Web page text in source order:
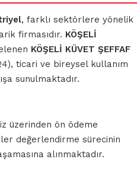
, farklı sektörlere yönelik
firmasıdır. KÖŞELİ
KÖŞELİ KÜVET ŞEFFAF
ticari ve bireysel kullanım
sunulmaktadır.
üzerinden ön ödeme
değerlendirme sürecinin
alınmaktadır.